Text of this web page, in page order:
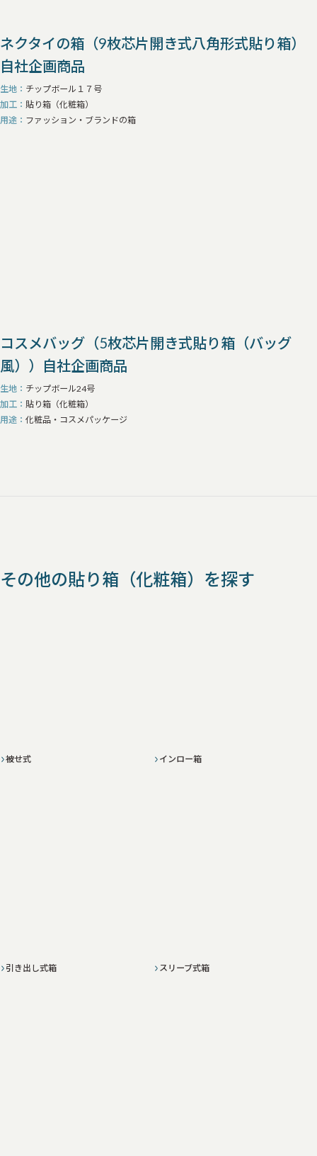
ネクタイの箱（9枚芯片開き式八角形式貼り箱）
自社企画商品
生地
チップボール１７号
加工
貼り箱（化粧箱）
用途
ファッション・ブランドの箱
コスメバッグ（5枚芯片開き式貼り箱（バッグ
風））自社企画商品
生地
チップボール24号
加工
貼り箱（化粧箱）
用途
化粧品・コスメパッケージ
その他の貼り箱（化粧箱）を探す
被せ式 インロー箱
引き出し式箱 スリーブ式箱